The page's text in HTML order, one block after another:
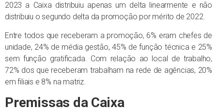
2023 a Caixa distribuiu apenas um delta linearmente e não
distribuiu o segundo delta da promoção por mérito de 2022.
Entre todos que receberam a promoção, 6% eram chefes de
unidade, 24% de média gestão, 45% de função técnica e 25%
sem função gratificada. Com relação ao local de trabalho,
72% dos que receberam trabalham na rede de agências, 20%
em filiais e 8% na matriz.
Premissas da Caixa